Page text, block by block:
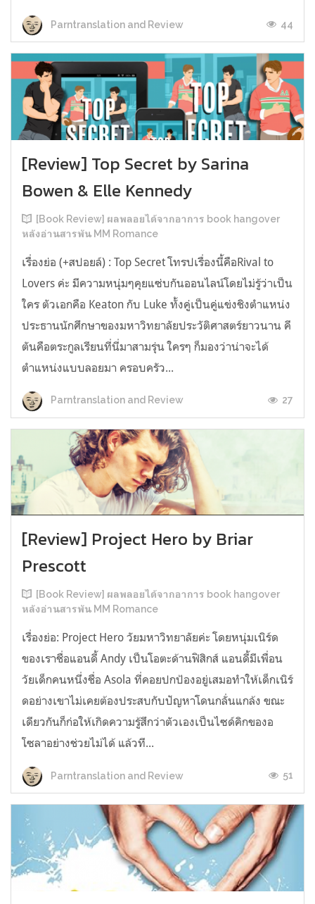
Parntranslation and Review 44
[Review] Top Secret by Sarina
Bowen & Elle Kennedy
[Book Review] ผลพลอยได้จากอาการ book hangover
หลังอ่านสารพัน MM Romance
เรื่องย่อ (+สปอยล์) : Top Secret โทรปเรื่องนี้คือRival to
Lovers ค่ะ มีความหนุ่มๆคุยแซ่บกันออนไลน์โดยไม่รู้ว่าเป็น
ใคร ตัวเอกคือ Keaton กับ Luke ทั้งคู่เป็นคู่แข่งชิงตำแหน่ง
ประธานนักศึกษาของมหาวิทยาลัยประวัติศาสตร์ยาวนาน คี
ตันคือตระกูลเรียนที่นี่มาสามรุ่น ใครๆ ก็มองว่าน่าจะได้
ตำแหน่งแบบลอยมา ครอบครัว...
Parntranslation and Review 27
[Review] Project Hero by Briar
Prescott
[Book Review] ผลพลอยได้จากอาการ book hangover
หลังอ่านสารพัน MM Romance
เรื่องย่อ: Project Hero วัยมหาวิทยาลัยค่ะ โดยหนุ่มเนิร์ด
ของเราชื่อแอนดี้ Andy เป็นโอตะด้านฟิสิกส์ แอนดี้มีเพื่อน
วัยเด็กคนหนึ่งชื่อ Asola ที่คอยปกป้องอยู่เสมอทำให้เด็กเนิร์
ดอย่างเขาไม่เคยต้องประสบกับปัญหาโดนกลั่นแกล้ง ขณะ
เดียวกันก็ก่อให้เกิดความรู้สึกว่าตัวเองเป็นไซด์คิกของอ
โซลาอย่างช่วยไม่ได้ แล้วที...
Parntranslation and Review 51